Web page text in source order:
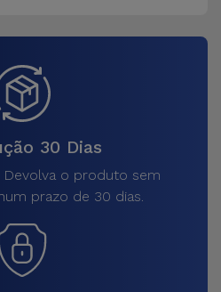
30 Dias
Devolva o produto sem
prazo de 30 dias.